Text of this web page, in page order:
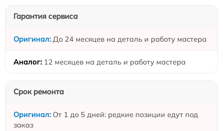
Гарантия сервиса
До 24 месяцев на деталь и работу мастера
12 месяцев на деталь и работу мастера
Срок ремонта
От 1 до 5 дней: редкие позиции едут под
заказ